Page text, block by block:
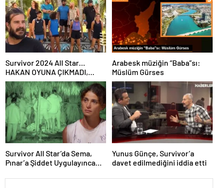
Survivor 2024 All Star…
HAKAN OYUNA ÇIKMADI,
İKİNCİ ELEME ADAYI KİM
OLDU?
Arabesk müziğin “Baba”sı:
Müslüm Gürses
Survivor All Star’da Sema,
Pınar’a Şiddet Uygulayınca
Yunus Günçe, Survivor’a
davet edilmediğini iddia etti